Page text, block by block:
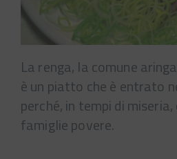
La renga, la comune
è un piatto che è entrato
perché, in tempi di
famiglie povere.